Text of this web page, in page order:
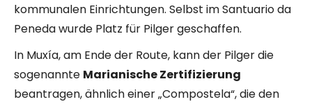
kommunalen Einrichtungen. Selbst im Santuario da
Peneda wurde Platz für Pilger geschaffen.
In Muxía, am Ende der Route, kann der Pilger die
sogenannte Marianische Zertifizierung
beantragen, ähnlich einer „Compostela“, die den